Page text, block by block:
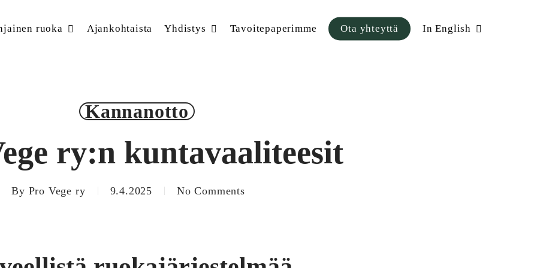
ruoka Ajankohtaista Yhdistys Tavoitepaperimme Ota yhteyttä In English
Kannanotto
ry:n kuntavaaliteesit
By Pro Vege ry 9.4.2025 No Comments